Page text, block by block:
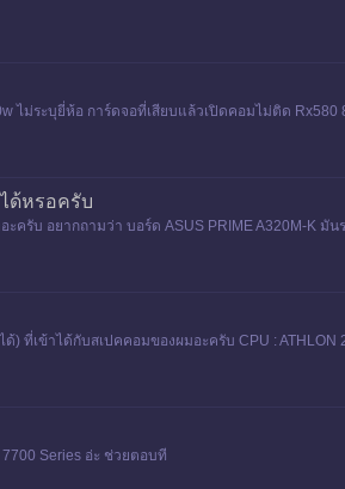
ไม่ระบุยี่ห้อ การ์ดจอที่เสียบแล้วเปิดคอมไม่ติด Rx580
ด้หรอครับ
รับ อยากถามว่า บอร์ด ASUS PRIME A320M-K มั
ที่เข้าได้กับสเปคคอมของผมอะครับ CPU : ATHLON
Series อ่ะ ช่วยตอบที